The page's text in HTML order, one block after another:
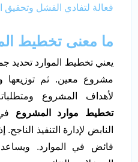
فعالة لتفادي الفشل وتحقيق
ما معنى تخطيط
يعني تخطيط الموارد تحديد
مشروع معين. ثم توزيعها
لأهداف المشروع
تخطيط موارد المشروع
النابض لإدارة التنفيذ
فائض في الموارد.